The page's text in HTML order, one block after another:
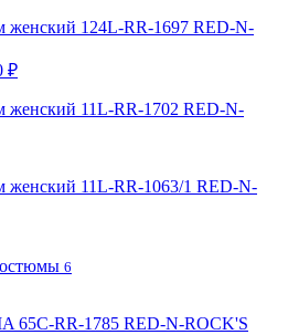
женский 124L-RR-1697 RED-N-
₽
женский 11L-RR-1702 RED-N-
женский 11L-RR-1063/1 RED-N-
6
65C-RR-1785 RED-N-ROCK'S